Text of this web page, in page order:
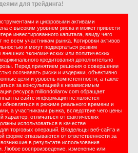
для трейдинга!
и цифровыми активами
с высоким уровнем риска и может привести
инвестированного капитала, ввиду чего
не всем участникам рынка. Котировки активов
и могут подвергаться резким
экономических или политических
кредитования дополнительно
Перед принятием решения о совершении
осознавать риски и издержки, объективно
цели и уровень компетентности, а также
за консультацией к независимым
ресурса milliondollarov.com обращает
на сайте информация не является
в режиме реального времени и
а участниками рынка, вследствие чего цены
характер, отличаться от фактических
использоваться в качестве
торговых операций. Владельцы веб-сайта и
форме отказываются от ответственности за
в результате использования
воспроизведение, изменение или